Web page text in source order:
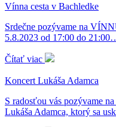
Vínna cesta v Bachledke
Srdečne pozývame na
5.8.2023 od 17:00 do
Čítať viac
Koncert Lukáša Adamca
S radosťou vás pozývame
Lukáša Adamca, ktorý sa